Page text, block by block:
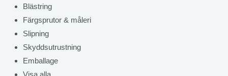
Blästring
Färgsprutor & måleri
Slipning
Skyddsutrustning
Emballage
Visa alla